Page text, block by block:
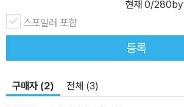
아』를 출간했던 시기에 조선과 유럽에서 있었
의 관점에서 소개하고, 영국에서 ‘학문의 신’이
기와 뉴턴이 고전 물리학과 케임브리지 학파에
다. 이토록 원뿔곡선의 기하학이 중요한 이유
로 공전하기 때문이다. 저자는 아름다운 원뿔
현재 0/
스포일러 포함
등록
구매자 (2) 전체 (3)